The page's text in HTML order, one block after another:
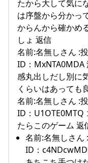
たから大して気に
は序盤から分かっ
からんから確かめ
しょ 返信
名前:名無しさん :
ID：MxNTA0MDA
感丸出しだし別に
くらいはあっても
名前:名無しさん :
ID：U1OTE0MTQ
たらこのゲーム 返
名前:名無しさ
ID：